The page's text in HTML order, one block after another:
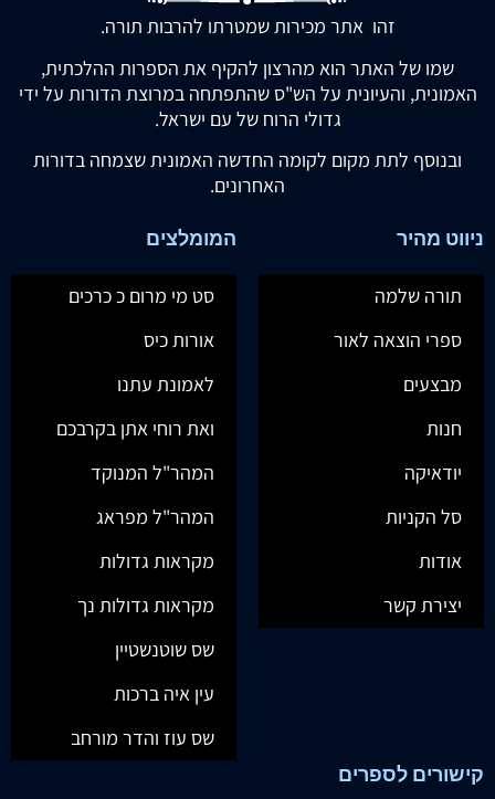
זהו אתר מכירות שמטרתו להרבות תורה.
שמו של האתר הוא מהרצון להקיף את הספרות ההלכתית,
האמונית, והעיונית על הש"ס שהתפתחה במרוצת הדורות על ידי
גדולי הרוח של עם ישראל.
ובנוסף לתת מקום לקומה החדשה האמונית שצמחה בדורות
האחרונים.
ניווט מהיר
תורה שלמה
ספרי הוצאה לאור
מבצעים
חנות
יודאיקה
סל הקניות
אודות
יצירת קשר
המומלצים
סט מי מרום כ כרכים
אורות כיס
לאמונת עתנו
ואת רוחי אתן בקרבכם
המהר"ל המנוקד
המהר"ל מפראג
מקראות גדולות
מקראות גדולות נך
שס שוטנשטיין
עין איה ברכות
שס עוז והדר מורחב
קישורים לספרים